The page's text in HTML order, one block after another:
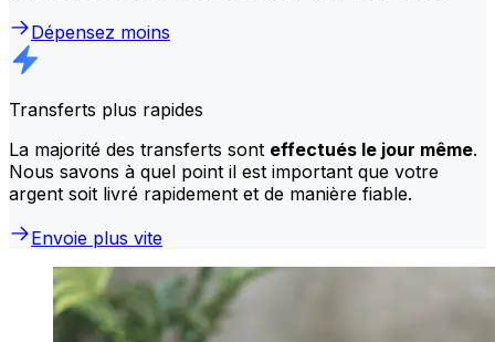
Dépensez moins
Transferts plus rapides
La majorité des transferts sont effectués le jour même.
Nous savons à quel point il est important que votre
argent soit livré rapidement et de manière fiable.
Envoie plus vite